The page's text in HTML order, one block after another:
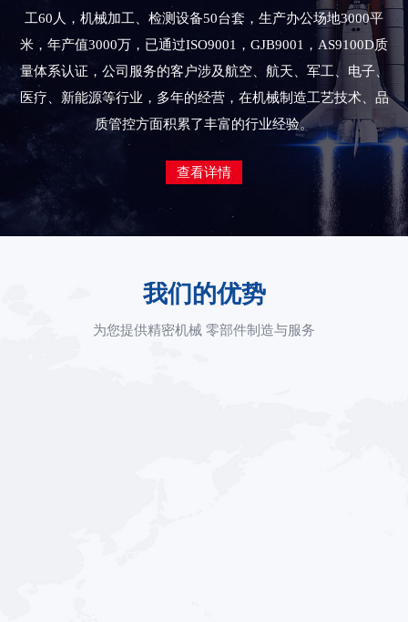
工60人，机械加工、检测设备50台套，生产办公场地3000平
米，年产值3000万，已通过ISO9001，GJB9001，AS9100D质
量体系认证，公司服务的客户涉及航空、航天、军工、电子、
医疗、新能源等行业，多年的经营，在机械制造工艺技术、品
质管控方面积累了丰富的行业经验。
查看详情
我们的优势
为您提供精密机械 零部件制造与服务